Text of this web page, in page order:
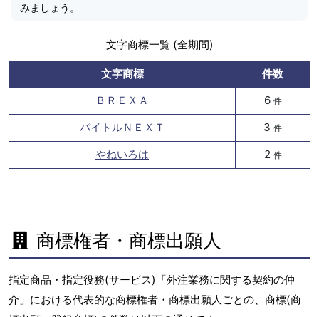
みましょう。
文字商標一覧 (全期間)
文字商標
件数
ＢＲＥＸＡ
6 件
バイトルＮＥＸＴ 3 件
やねいろは 2 件
商標権者・商標出願人
指定商品・指定役務(サービス)「外注業務に関する契約の仲
介」における代表的な商標権者・商標出願人ごとの、商標(商